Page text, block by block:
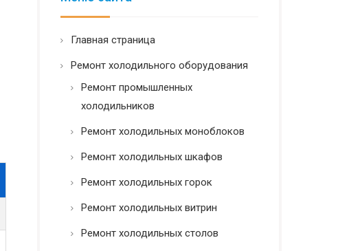
ь
Главная страница
Ремонт холодильного оборудования
Ремонт промышленных
холодильников
Ремонт холодильных моноблоков
Ремонт холодильных шкафов
Ремонт холодильных горок
Ремонт холодильных витрин
Ремонт холодильных столов